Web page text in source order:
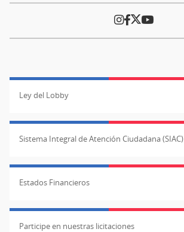
Ley del Lobby
Sistema Integral de Atención Ciudadana (SIAC)
Estados Financieros
Participe en nuestras licitaciones